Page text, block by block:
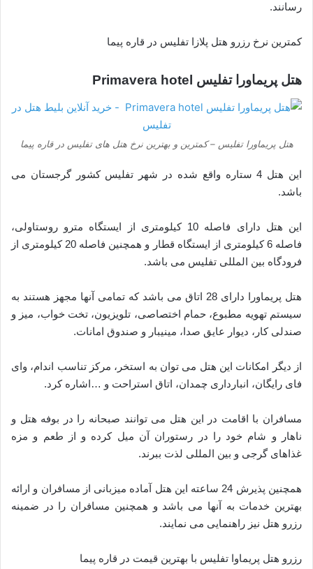
رسانند.
کمترین نرخ رزرو هتل پلازا تفلیس در قاره پیما
هتل پریماورا تفلیس Primavera hotel
هتل پریماورا تفلیس – کمترین و بهترین نرخ هتل های تفلیس در قاره پیما
این هتل 4 ستاره واقع شده در شهر تفلیس کشور گرجستان می
باشد.
این هتل دارای فاصله 10 کیلومتری از ایستگاه مترو روستاولی،
فاصله 6 کیلومتری از ایستگاه قطار و همچنین فاصله 20 کیلومتری از
فرودگاه بین المللی تفلیس می باشد.
هتل پریماورا دارای 28 اتاق می باشد که تمامی آنها مجهز هستند به
سیستم تهویه مطبوع، حمام اختصاصی، تلویزیون، تخت خواب، میز و
صندلی کار، دیوار عایق صدا، مینیبار و صندوق امانات.
از دیگر امکانات این هتل می توان به استخر، مرکز تناسب اندام، وای
فای رایگان، انبارداری چمدان، اتاق استراحت و …اشاره کرد.
مسافران با اقامت در این هتل می توانند صبحانه را در بوفه هتل و
ناهار و شام خود را در رستوران آن میل کرده و از طعم و مزه
غذاهای گرجی و بین المللی لذت ببرند.
همچنین پذیرش 24 ساعته این هتل آماده میزبانی از مسافران و ارائه
بهترین خدمات به آنها می باشد و همچنین مسافران را در ضمینه
رزرو هتل نیز راهنمایی می نمایند.
رزرو هتل پریماوا تفلیس با بهترین قیمت در قاره پیما